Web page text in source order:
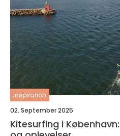
inspiration
02. September 2025
Kitesurfing i